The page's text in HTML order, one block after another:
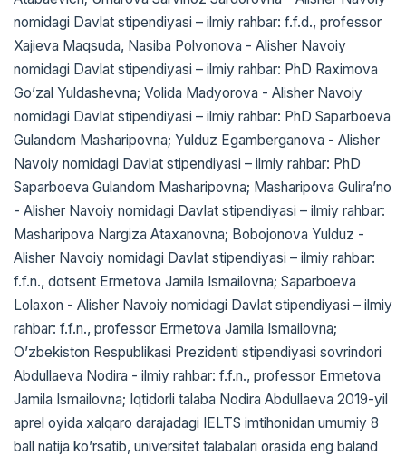
nomidagi Davlat stipendiyasi – ilmiy rahbar: f.f.d., professor
Xajieva Maqsuda, Nasiba Polvonova - Аlisher Navoiy
nomidagi Davlat stipendiyasi – ilmiy rahbar: PhD Raximova
Goʼzal Yuldashevna; Volida Madyorova - Аlisher Navoiy
nomidagi Davlat stipendiyasi – ilmiy rahbar: PhD Saparboeva
Gulandom Masharipovna; Yulduz Egamberganova - Аlisher
Navoiy nomidagi Davlat stipendiyasi – ilmiy rahbar: PhD
Saparboeva Gulandom Masharipovna; Masharipova Guliraʼno
- Аlisher Navoiy nomidagi Davlat stipendiyasi – ilmiy rahbar:
Masharipova Nargiza Аtaxanovna; Bobojonova Yulduz -
Аlisher Navoiy nomidagi Davlat stipendiyasi – ilmiy rahbar:
f.f.n., dotsent Ermetova Jamila Ismailovna; Saparboeva
Lolaxon - Аlisher Navoiy nomidagi Davlat stipendiyasi – ilmiy
rahbar: f.f.n., professor Ermetova Jamila Ismailovna;
Oʼzbekiston Respublikasi Prezidenti stipendiyasi sovrindori
Аbdullaeva Nodira - ilmiy rahbar: f.f.n., professor Ermetova
Jamila Ismailovna; Iqtidorli talaba Nodira Аbdullaeva 2019-yil
aprel oyida xalqaro darajadagi IELTS imtihonidan umumiy 8
ball natija koʼrsatib, universitet talabalari orasida eng baland